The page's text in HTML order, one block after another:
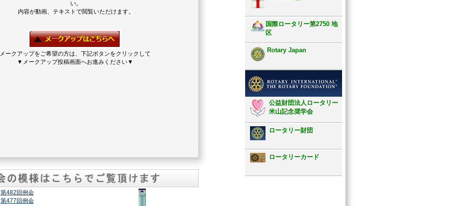
い。
内容が動画、テキストで閲覧いただけます。
メークアップをご希望の方は、下記ボタンをクリックして
▼メークアップ投稿画面へお進みください▼
第482回例会
第477回例会
国際ロータリー第2750 地
区
Rotary Japan
公益財団法人ロータリー
米山記念奨学会
ロータリー財団
ロータリーカード